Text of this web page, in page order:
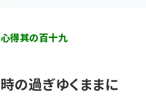
心得其の百十九
時の過ぎゆくままに